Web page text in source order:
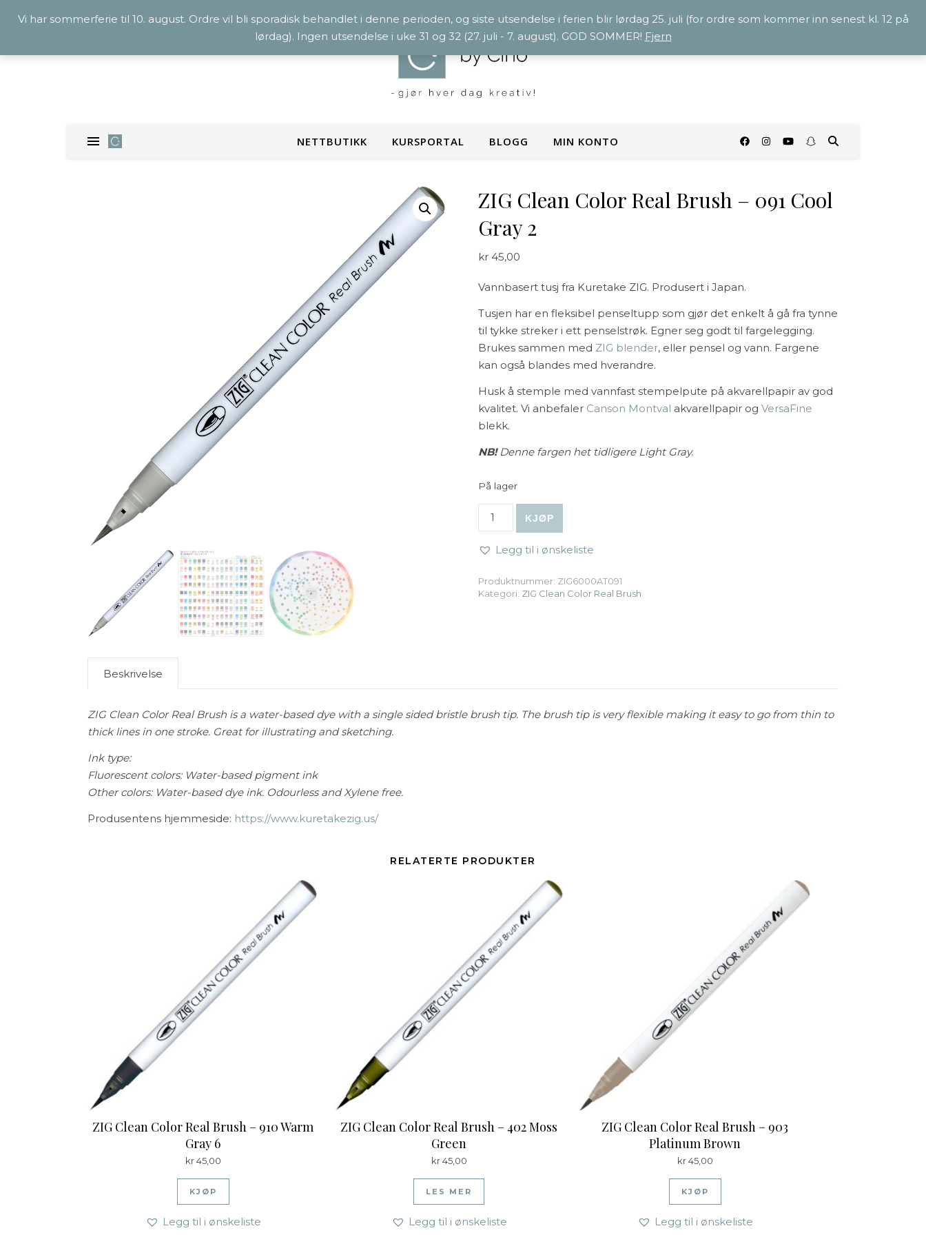
NETTBUTIKK KURSPORTAL BLOGG MIN KONTO
ZIG Clean Color Real Brush – 091 Cool
Gray 2
kr45,00
Vannbasert tusj fra Kuretake ZIG. Produsert i Japan.
Tusjen har en fleksibel penseltupp som gjør det enkelt å gå fra tynne
til tykke streker i ett penselstrøk. Egner seg godt til fargelegging.
Brukes sammen med ZIG blender, eller pensel og vann. Fargene
kan også blandes med hverandre.
Husk å stemple med vannfast stempelpute på akvarellpapir av god
kvalitet. Vi anbefaler Canson Montval akvarellpapir og VersaFine
blekk.
NB!Denne fargen het tidligere Light Gray.
På lager
KJØP
Legg til i ønskeliste
Produktnummer: ZIG6000AT091
Kategori: ZIG Clean Color Real Brush
Beskrivelse
ZIG Clean Color Real Brush is a water-based dye with a single sided bristle brush tip. The brush tip is very flexible making it easy to go from thin to
thick lines in one stroke. Great for illustrating and sketching.
Ink type:
Fluorescent colors: Water-based pigment ink
Other colors: Water-based dye ink. Odourless and Xylene free.
Produsentens hjemmeside: https://www.kuretakezig.us/
RELATERTE PRODUKTER
ZIG Clean Color Real Brush – 910 Warm
Gray 6
kr45,00
KJØP
Legg til i ønskeliste
ZIG Clean Color Real Brush – 402 Moss
Green
kr45,00
LES MER
Legg til i ønskeliste
ZIG Clean Color Real Brush – 903
Platinum Brown
kr45,00
KJØP
Legg til i ønskeliste
Vi har sommerferie til 10. august. Ordre vil bli sporadisk behandlet i denne perioden, og siste utsendelse i ferien blir lørdag 25. juli (for ordre som kommer inn senest kl. 12 på
lørdag). Ingen utsendelse i uke 31 og 32 (27. juli - 7. august). GOD SOMMER! Fjern